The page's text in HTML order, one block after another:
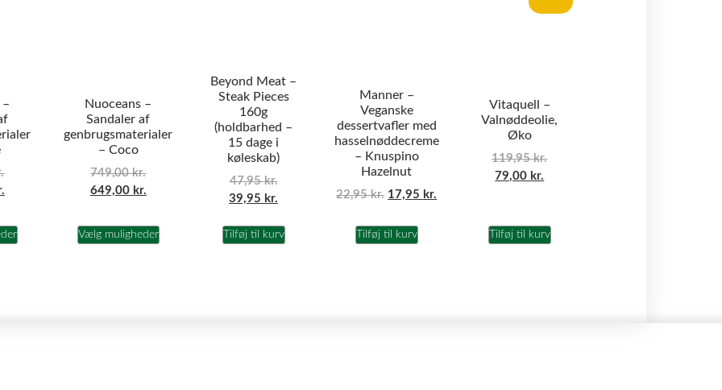
–
Nuoceans –
Sandaler af
genbrugsmaterialer
– Coco
749,00kr.
649,00 kr.
Vælg muligheder
Beyond Meat –
Steak Pieces
160g
(holdbarhed –
15 dage i
køleskab)
47,95kr.
39,95 kr.
Tilføj til kurv
Manner –
Veganske
dessertvafler med
hasselnøddecreme
– Knuspino
Hazelnut
22,95kr. 17,95 kr.
Tilføj til kurv
Vitaquell –
Valnøddeolie,
Øko
119,95kr.
79,00 kr.
Tilføj til kurv